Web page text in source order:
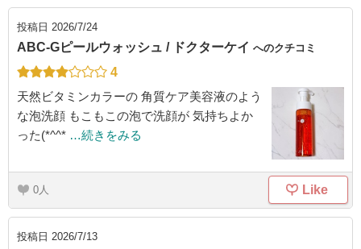
投稿日 2026/7/24
ABC-Gピールウォッシュ / ドクターケイ へのクチコミ
4
天然ビタミンカラーの 角質ケア美容液のよう
な泡洗顔 もこもこの泡で洗顔が 気持ちよか
った(*^^* …続きをみる
0 Like
投稿日 2026/7/13